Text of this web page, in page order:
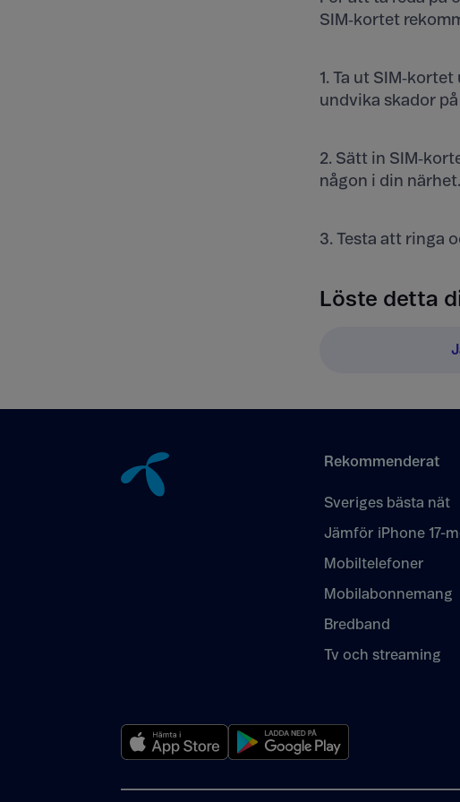
SIM‑kortet
1. Ta ut
undvika skador
2. Sätt in
någon i din
3. Testa att ringa
Löste detta
Rekommenderat
Sveriges bästa nät
Jämför iPhone 17-
Mobiltelefoner
Mobilabonnemang
Bredband
Tv och streaming